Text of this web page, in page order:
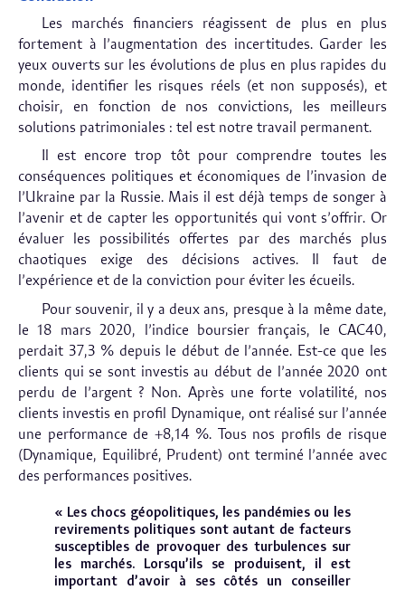
Les marchés financiers réagissent de plus en plus
fortement à l’augmentation des incertitudes. Garder les
yeux ouverts sur les évolutions de plus en plus rapides du
monde, identifier les risques réels (et non supposés), et
choisir, en fonction de nos convictions, les meilleurs
solutions patrimoniales : tel est notre travail permanent.
Il est encore trop tôt pour comprendre toutes les
conséquences politiques et économiques de l’invasion de
l’Ukraine par la Russie. Mais il est déjà temps de songer à
l’avenir et de capter les opportunités qui vont s’offrir. Or
évaluer les possibilités offertes par des marchés plus
chaotiques exige des décisions actives. Il faut de
l’expérience et de la conviction pour éviter les écueils.
Pour souvenir, il y a deux ans, presque à la même date,
le 18 mars 2020, l’indice boursier français, le CAC40,
perdait 37,3 % depuis le début de l’année. Est-ce que les
clients qui se sont investis au début de l’année 2020 ont
perdu de l’argent ? Non. Après une forte volatilité, nos
clients investis en profil Dynamique, ont réalisé sur l’année
une performance de +8,14 %. Tous nos profils de risque
(Dynamique, Equilibré, Prudent) ont terminé l’année avec
des performances positives.
« Les chocs géopolitiques, les pandémies ou les
revirements politiques sont autant de facteurs
susceptibles de provoquer des turbulences sur
les marchés. Lorsqu’ils se produisent, il est
important d’avoir à ses côtés un conseiller